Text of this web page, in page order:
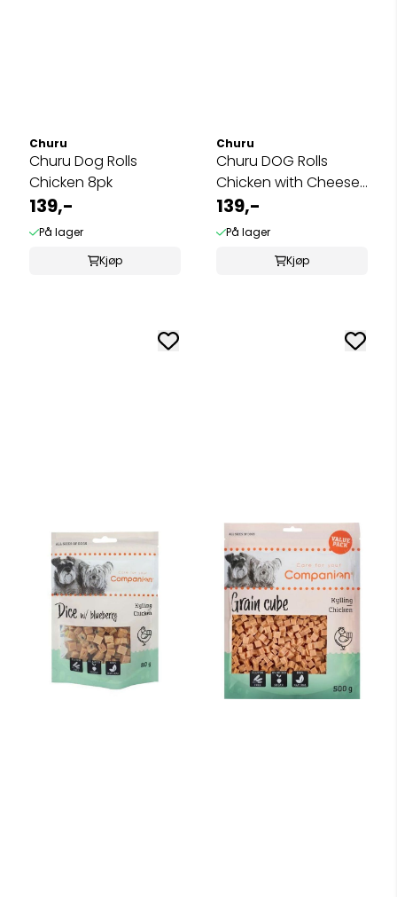
Churu
Churu Dog Rolls
Chicken 8pk
139,-
På lager
Kjøp
Churu
Churu DOG Rolls
Chicken with Cheese
8pk
139,-
På lager
Kjøp